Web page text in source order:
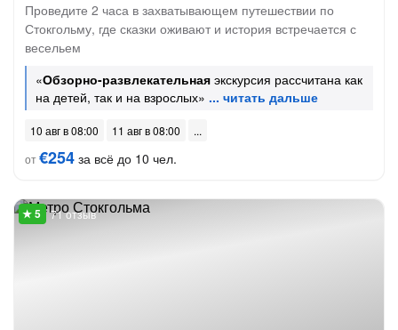
Проведите 2 часа в захватывающем путешествии по
Стокгольму, где сказки оживают и история встречается с
весельем
«Обзорно-развлекательная экскурсия рассчитана как
на детей, так и на взрослых»
10 авг в 08:00
11 авг в 08:00
от€254 за всё до 10 чел.
71 отзыв